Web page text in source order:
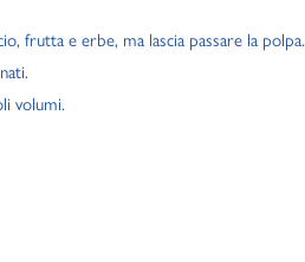
frutta e erbe, ma lascia passare la polpa.
volumi.